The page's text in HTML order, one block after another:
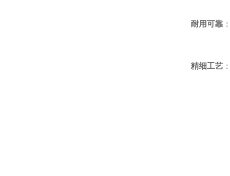
耐用可靠
精细工艺